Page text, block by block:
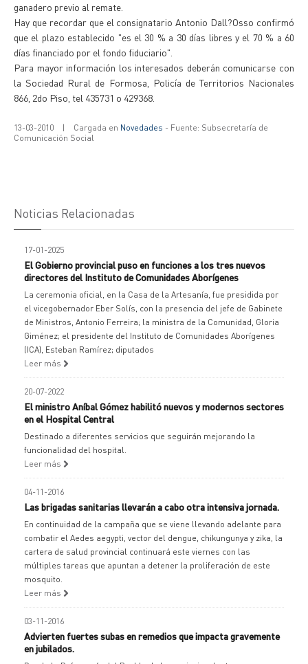
ganadero previo al remate.
Hay que recordar que el consignatario Antonio Dall?Osso confirmó
que el plazo establecido "es el 30 % a 30 días libres y el 70 % a 60
días financiado por el fondo fiduciario".
Para mayor información los interesados deberán comunicarse con
la Sociedad Rural de Formosa, Policía de Territorios Nacionales
866, 2do Piso, tel 435731 o 429368.
13-03-2010 | Cargada en Novedades - Fuente: Subsecretaría de
Comunicación Social
Noticias Relacionadas
17-01-2025
El Gobierno provincial puso en funciones a los tres nuevos
directores del Instituto de Comunidades Aborígenes
La ceremonia oficial, en la Casa de la Artesanía, fue presidida por
el vicegobernador Eber Solís, con la presencia del jefe de Gabinete
de Ministros, Antonio Ferreira; la ministra de la Comunidad, Gloria
Giménez; el presidente del Instituto de Comunidades Aborígenes
(ICA), Esteban Ramírez; diputados
Leer más
20-07-2022
El ministro Aníbal Gómez habilitó nuevos y modernos sectores
en el Hospital Central
Destinado a diferentes servicios que seguirán mejorando la
funcionalidad del hospital.
Leer más
04-11-2016
Las brigadas sanitarias llevarán a cabo otra intensiva jornada.
En continuidad de la campaña que se viene llevando adelante para
combatir el Aedes aegypti, vector del dengue, chikungunya y zika, la
cartera de salud provincial continuará este viernes con las
múltiples tareas que apuntan a detener la proliferación de este
mosquito.
Leer más
03-11-2016
Advierten fuertes subas en remedios que impacta gravemente
en jubilados.